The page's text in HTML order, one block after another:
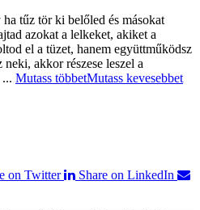
tűz tör ki belőled és másokat
azokat a lelkeket, akiket a
el a tüzet, hanem együttműködsz
akkor részese leszel a
... Mutass többetMutass kevesebbet
on Twitter
Share on LinkedIn